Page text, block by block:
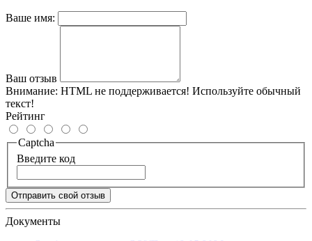
Ваше имя:
Ваш отзыв
Внимание: HTML не поддерживается! Используйте обычный
текст!
Рейтинг
Captcha
Введите код
Отправить свой отзыв
Документы